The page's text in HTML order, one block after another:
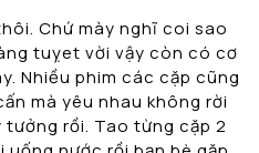
Chứ mày nghĩ coi sao
tuỵet vời vậy còn có cơ
Nhiều phim các cặp cũng
mà yêu nhau không rời
tưởng rồi. Tao từng cặp 2